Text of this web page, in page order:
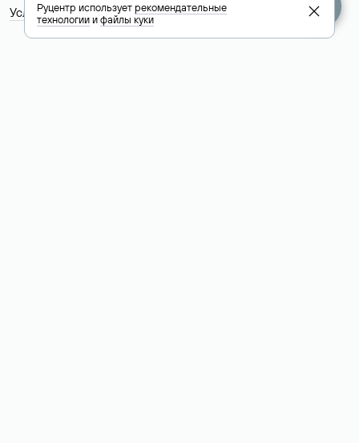
Условия использования Whois-сервиса
Руцентр используетрекомендательные
технологииифайлы куки